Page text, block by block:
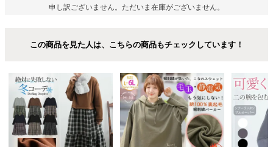
申し訳ございません。ただいま在庫がございません。
この商品を見た人は、こちらの商品もチェックしています！